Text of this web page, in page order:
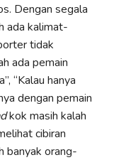
Dengan segala
ada kalimat-
tidak
ada pemain
“Kalau hanya
dengan pemain
kok masih kalah
cibiran
banyak orang-